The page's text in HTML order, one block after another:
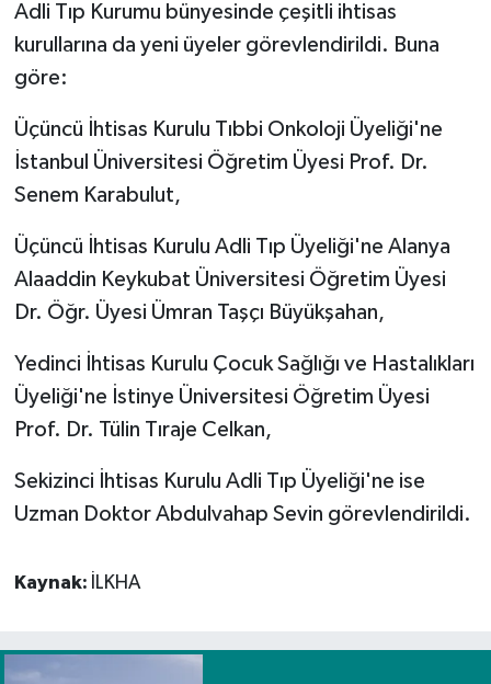
Adli Tıp Kurumu bünyesinde çeşitli ihtisas
kurullarına da yeni üyeler görevlendirildi. Buna
göre:
Üçüncü İhtisas Kurulu Tıbbi Onkoloji Üyeliği'ne
İstanbul Üniversitesi Öğretim Üyesi Prof. Dr.
Senem Karabulut,
Üçüncü İhtisas Kurulu Adli Tıp Üyeliği'ne Alanya
Alaaddin Keykubat Üniversitesi Öğretim Üyesi
Dr. Öğr. Üyesi Ümran Taşçı Büyükşahan,
Yedinci İhtisas Kurulu Çocuk Sağlığı ve Hastalıkları
Üyeliği'ne İstinye Üniversitesi Öğretim Üyesi
Prof. Dr. Tülin Tıraje Celkan,
Sekizinci İhtisas Kurulu Adli Tıp Üyeliği'ne ise
Uzman Doktor Abdulvahap Sevin görevlendirildi.
Kaynak: İLKHA